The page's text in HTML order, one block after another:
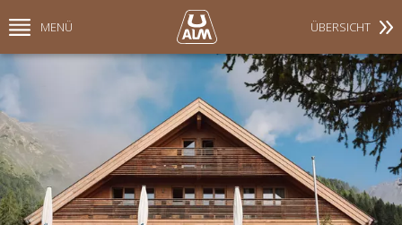
MENÜ ÜBERSICHT